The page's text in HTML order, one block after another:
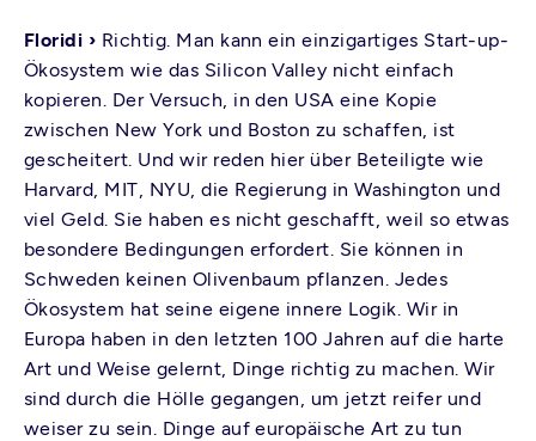
Floridi › Richtig. Man kann ein einzigartiges Start-up-
Ökosystem wie das Silicon Valley nicht einfach
kopieren. Der Versuch, in den USA eine Kopie
zwischen New York und Boston zu schaffen, ist
gescheitert. Und wir reden hier über Beteiligte wie
Harvard, MIT, NYU, die Regierung in Washington und
viel Geld. Sie haben es nicht geschafft, weil so etwas
besondere Bedingungen erfordert. Sie können in
Schweden keinen Olivenbaum pflanzen. Jedes
Ökosystem hat seine eigene innere Logik. Wir in
Europa haben in den letzten 100 Jahren auf die harte
Art und Weise gelernt, Dinge richtig zu machen. Wir
sind durch die Hölle gegangen, um jetzt reifer und
weiser zu sein. Dinge auf europäische Art zu tun